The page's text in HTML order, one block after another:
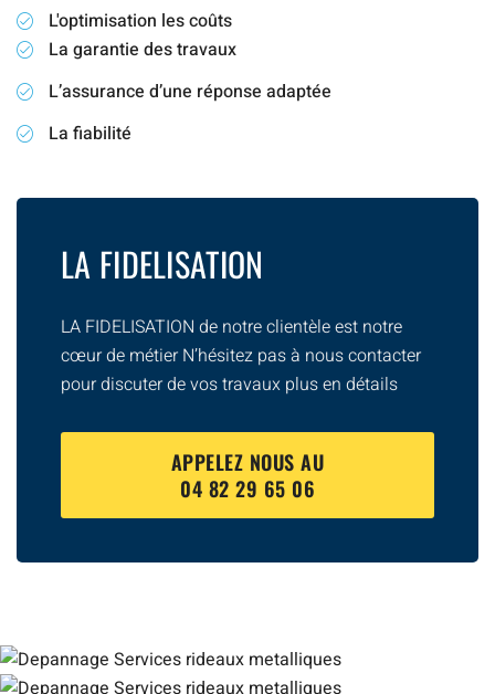
L'optimisation les coûts
La garantie des travaux
L’assurance d’une réponse adaptée
La fiabilité
LA FIDELISATION
LA FIDELISATION de notre clientèle est notre
cœur de métier N’hésitez pas à nous contacter
pour discuter de vos travaux plus en détails
APPELEZ NOUS AU
04 82 29 65 06